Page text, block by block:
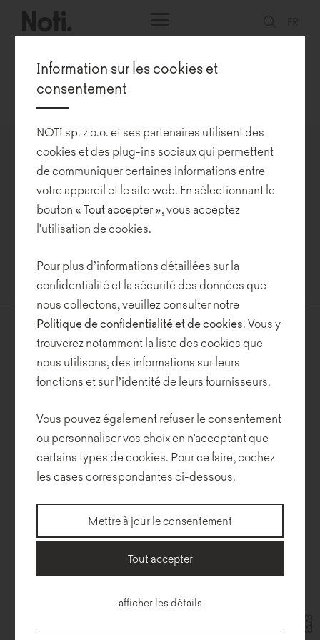
Notre mission Showrooms
must have 2020
30-03-2020
Meno, qui est une collection de panneaux acoustiques conçue
mention « must have » lors de la 10e édition anniversaire du
concours du même nom.
Contact
Noti Sp. z o.o.
ul. Sowia 19, 62-080 Tarnowo
NIP: 7811881529
+48 61 89 66 480
biuro@noti.pl
de
Magasins
Règlements
Travail
Information sur les cookies et
consentement
NOTI sp. z o.o. et ses partenaires utilisent des
cookies et des plug-ins sociaux qui permettent
de communiquer certaines informations entre
votre appareil et le site web. En sélectionnant le
bouton « Toutaccepter », vous acceptez
l'utilisation de cookies.
Pour plus d’informations détaillées sur la
confidentialité et la sécurité des données que
nous collectons, veuillez consulter notre
Politique de confidentialité et de cookies. Vous y
trouverez notamment la liste des cookies que
nous utilisons, des informations sur leurs
fonctions et sur l’identité de leurs fournisseurs.
Vous pouvez également refuser le consentement
ou personnaliser vos choix en n'acceptant que
certains types de cookies. Pour ce faire, cochez
les cases correspondantes ci-dessous.
Mettre à jour le consentement
Tout accepter
afficher les détails